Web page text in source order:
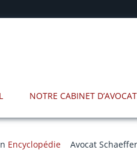
NOTRE CABINET
Encyclopédie Avocat Schaeffer